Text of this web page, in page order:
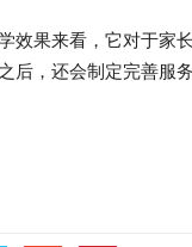
果来看，它对于家
后，还会制定完善服